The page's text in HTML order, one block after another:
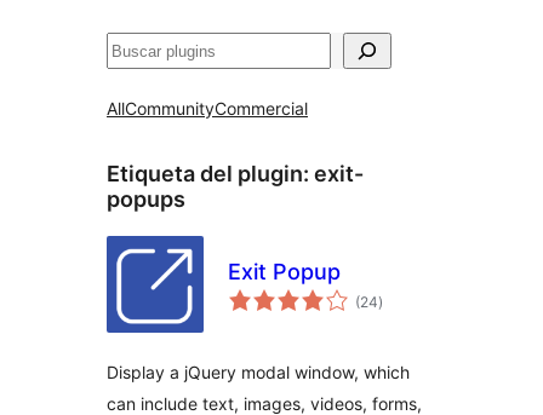
Buscar
AllCommunityCommercial
Etiqueta del plugin: exit-
popups
Exit Popup
(24total
de
)
Display a jQuery modal window, which
can include text, images, videos, forms,